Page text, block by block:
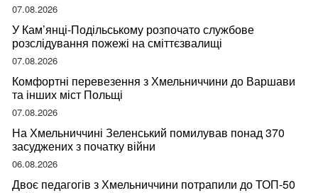
07.08.2026
У Кам’янці-Подільському розпочато службове
розслідування пожежі на сміттєзвалищі
07.08.2026
Комфортні перевезення з Хмельниччини до Варшави
та інших міст Польщі
07.08.2026
На Хмельниччині Зеленський помилував понад 370
засуджених з початку війни
06.08.2026
Двоє педагогів з Хмельниччини потрапили до ТОП-50